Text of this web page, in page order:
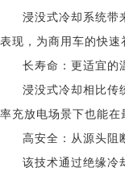
浸没式冷却系统带
表现，为商用车的快速
长寿命：更适宜的
浸没式冷却相比传
率充放电场景下也能
高安全：从源头阻
该技术通过绝缘冷